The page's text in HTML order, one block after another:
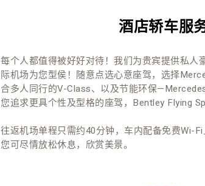
酒店轿车服
每个人都值得被好好对待！我们为贵宾提供私人
际机场为您型侯！随意点选心意座驾，选择
合多人同行的V-Class、以及节能环保
您追求更具个性及型格的座驾，Bentley Flying
往返机场单程只需约40分钟，车内配备免费Wi-Fi
您可尽情放松休息，欣赏美景。